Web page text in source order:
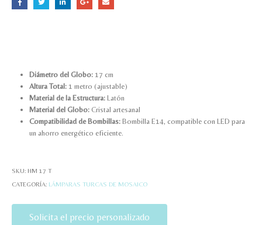
Diámetro del Globo:17 cm
Altura Total:1 metro (ajustable)
Material de la Estructura:Latón
Material del Globo:Cristal artesanal
Compatibilidad de Bombillas:Bombilla E14, compatible con LED para
un ahorro energético eficiente.
SKU: HM 17 T
CATEGORÍA: LÁMPARAS TURCAS DE MOSAICO
Solicita el precio personalizado